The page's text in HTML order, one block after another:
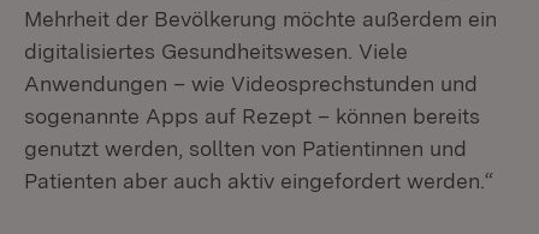
Mehrheit der Bevölkerung möchte außerdem ein
digitalisiertes Gesundheitswesen. Viele
Anwendungen – wie Videosprechstunden und
sogenannte Apps auf Rezept – können bereits
genutzt werden, sollten von Patientinnen und
Patienten aber auch aktiv eingefordert werden.“